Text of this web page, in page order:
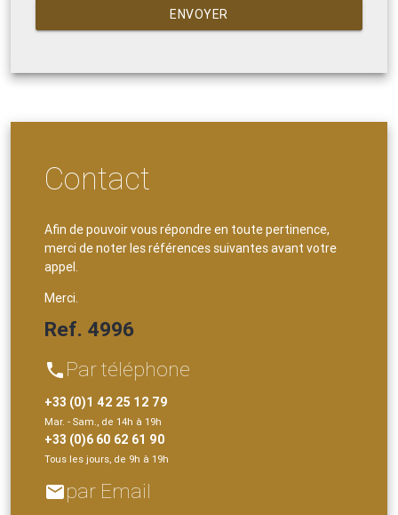
ENVOYER
Contact
Afin de pouvoir vous répondre en toute pertinence,
merci de noter les références suivantes avant votre
appel.
Merci.
Ref. 4996
phone Par téléphone
+33 (0)1 42 25 12 79
Mar. - Sam., de 14h à 19h
+33 (0)6 60 62 61 90
Tous les jours, de 9h à 19h
emailpar Email